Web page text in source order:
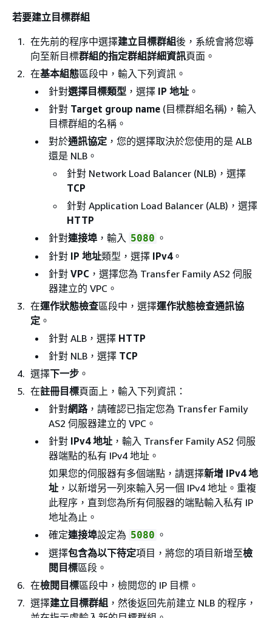
若要建立目標群組
在先前的程序中選擇建立目標群組後，系統會將您導
向至新目標群組的指定群組詳細資訊頁面。
在基本組態區段中，輸入下列資訊。
針對選擇目標類型 ，選擇 IP 地址 。
針對 Target group name (目標群組名稱)，輸入
目標群組的名稱。
對於通訊協定 ，您的選擇取決於您使用的是 ALB
還是 NLB。
針對 Network Load Balancer (NLB)，選擇
TCP
針對 Application Load Balancer (ALB)，選擇
HTTP
針對連接埠 ，輸入 5080 。
針對 IP 地址類型，選擇 IPv4。
針對 VPC ，選擇您為 Transfer Family AS2 伺服
器建立的 VPC。
在運作狀態檢查區段中，選擇運作狀態檢查通訊協
定 。
針對 ALB，選擇 HTTP
針對 NLB，選擇 TCP
選擇下一步 。
在註冊目標頁面上，輸入下列資訊：
針對網路，請確認已指定您為 Transfer Family
AS2 伺服器建立的 VPC。
針對 IPv4 地址 ，輸入 Transfer Family AS2 伺服
器端點的私有 IPv4 地址。
如果您的伺服器有多個端點，請選擇新增 IPv4 地
址 ，以新增另一列來輸入另一個 IPv4 地址。重複
此程序，直到您為所有伺服器的端點輸入私有 IP
地址為止。
確定連接埠設定為 5080 。
選擇包含為以下待定項目，將您的項目新增至檢
閱目標區段。
在檢閱目標區段中，檢閱您的 IP 目標。
選擇建立目標群組 ，然後返回先前建立 NLB 的程序，